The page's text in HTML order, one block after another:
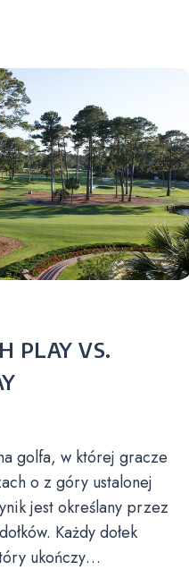
PLAY VS.
golfa, w której gracze
o z góry ustalonej
jest określany przez
Każdy dołek
ukończy…